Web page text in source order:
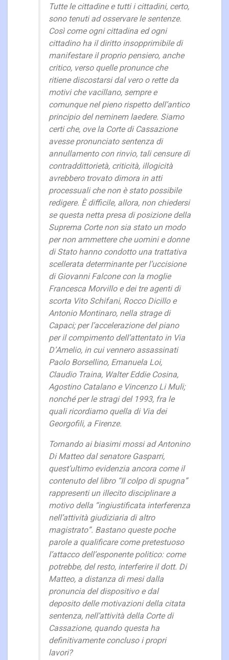
Tutte le cittadine e tutti i cittadini, certo,
sono tenuti ad osservare le sentenze.
Così come ogni cittadina ed ogni
cittadino ha il diritto insopprimibile di
manifestare il proprio pensiero, anche
critico, verso quelle pronunce che
ritiene discostarsi dal vero o rette da
motivi che vacillano, sempre e
comunque nel pieno rispetto dell’antico
principio del neminem laedere. Siamo
certi che, ove la Corte di Cassazione
avesse pronunciato sentenza di
annullamento con rinvio, tali censure di
contraddittorietà, criticità, illogicità
avrebbero trovato dimora in atti
processuali che non è stato possibile
redigere. È difficile, allora, non chiedersi
se questa netta presa di posizione della
Suprema Corte non sia stato un modo
per non ammettere che uomini e donne
di Stato hanno condotto una trattativa
scellerata determinante per l’uccisione
di Giovanni Falcone con la moglie
Francesca Morvillo e dei tre agenti di
scorta Vito Schifani, Rocco Dicillo e
Antonio Montinaro, nella strage di
Capaci; per l’accelerazione del piano
per il compimento dell’attentato in Via
D’Amelio, in cui vennero assassinati
Paolo Borsellino, Emanuela Loi,
Claudio Traina, Walter Eddie Cosina,
Agostino Catalano e Vincenzo Li Muli;
nonché per le stragi del 1993, fra le
quali ricordiamo quella di Via dei
Georgofili, a Firenze.
Tornando ai biasimi mossi ad Antonino
Di Matteo dal senatore Gasparri,
quest’ultimo evidenzia ancora come il
contenuto del libro “Il colpo di spugna”
rappresenti un illecito disciplinare a
motivo della “ingiustificata interferenza
nell’attività giudiziaria di altro
magistrato”. Bastano queste poche
parole a qualificare come pretestuoso
l’attacco dell’esponente politico: come
potrebbe, del resto, interferire il dott. Di
Matteo, a distanza di mesi dalla
pronuncia del dispositivo e dal
deposito delle motivazioni della citata
sentenza, nell’attività della Corte di
Cassazione, quando questa ha
definitivamente concluso i propri
lavori?